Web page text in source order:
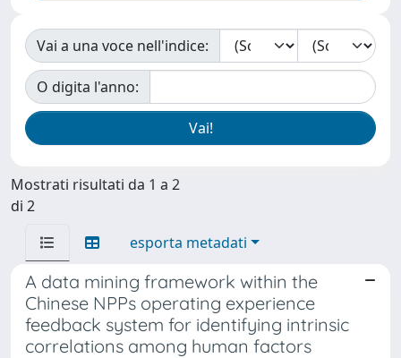
Vai a una voce nell'indice:
O digita l'anno:
Mostrati risultati da 1 a 2
di 2
esporta metadati
A data mining framework within the
Chinese NPPs operating experience
feedback system for identifying intrinsic
correlations among human factors